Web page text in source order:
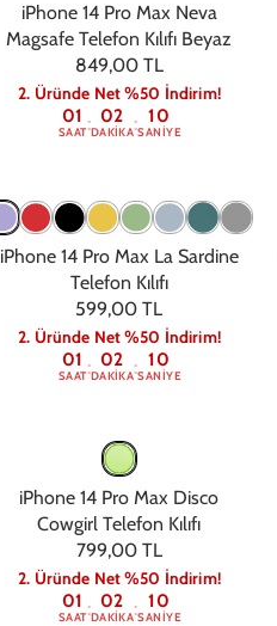
iPhone 14 Pro Max Neva
Magsafe Telefon Kılıfı Beyaz
849,00 TL
2. Üründe Net %50 İndirim!
01
SAAT: 02
DAKIKA: 09
SANIYE
iPhone 14 Pro Max La Sardine
Telefon Kılıfı
599,00 TL
2. Üründe Net %50 İndirim!
01
SAAT: 02
DAKIKA: 09
SANIYE
iPhone 14 Pro Max Disco
Cowgirl Telefon Kılıfı
799,00 TL
2. Üründe Net %50 İndirim!
01
SAAT: 02
DAKIKA: 09
SANIYE